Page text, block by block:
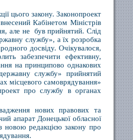
цього закону. Законопроект
Кабінетом Міністрів
але не був прийнятий. Слід
службу», а їх розробка
досвіду. Очікувалося,
забезпечити ефективну,
на принципово однакових
службу» прийнятий
місцевого самоврядування»
про службу в органах
нових правових та
апарат Донецької обласної
редакцією закону про